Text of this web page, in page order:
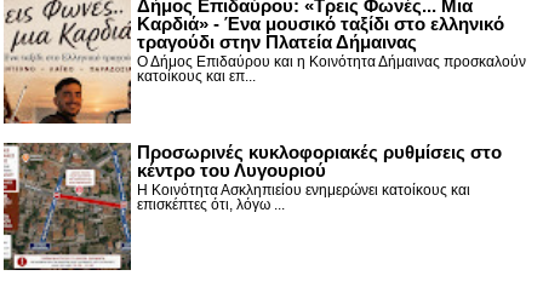
Δήμος Επιδαύρου: «Τρεις Φωνές... Μια
Καρδιά» - Ένα μουσικό ταξίδι στο ελληνικό
τραγούδι στην Πλατεία Δήμαινας
Ο Δήμος Επιδαύρου και η Κοινότητα Δήμαινας προσκαλούν
κατοίκους και επ...
Προσωρινές κυκλοφοριακές ρυθμίσεις στο
κέντρο του Λυγουριού
Η Κοινότητα Ασκληπιείου ενημερώνει κατοίκους και
επισκέπτες ότι, λόγω ...